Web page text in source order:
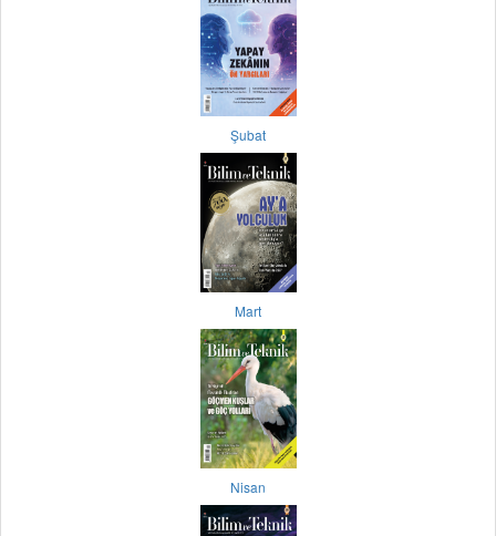
Şubat
Mart
Nisan